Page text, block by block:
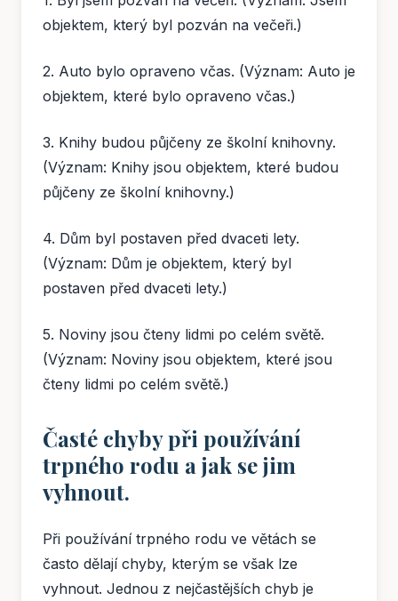
objektem, který byl pozván na večeři.)
2. Auto bylo opraveno včas. (Význam: Auto je
objektem, které bylo opraveno včas.)
3. Knihy budou půjčeny ze školní knihovny.
(Význam: Knihy jsou objektem, které budou
půjčeny ze školní knihovny.)
4. Dům byl postaven před dvaceti lety.
(Význam: Dům je objektem, který byl
postaven před dvaceti lety.)
5. Noviny jsou čteny lidmi po celém světě.
(Význam: Noviny jsou objektem, které jsou
čteny lidmi po celém světě.)
Časté chyby při používání
trpného rodu a jak se jim
vyhnout.
Při používání trpného rodu ve větách se
často dělají chyby, kterým se však lze
vyhnout. Jednou z nejčastějších chyb je